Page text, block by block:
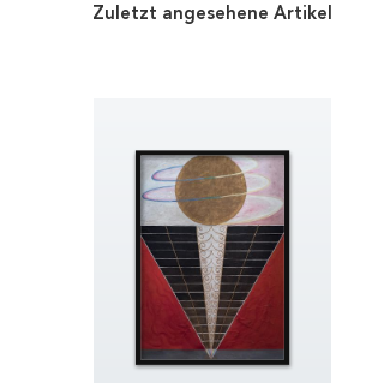
Zuletzt angesehene Artikel